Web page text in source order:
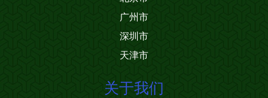
广州市
深圳市
天津市
关于我们